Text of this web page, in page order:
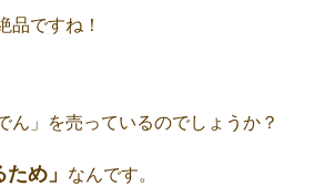
品ですね！
ん」を売っているのでしょうか？
め」 なんです。